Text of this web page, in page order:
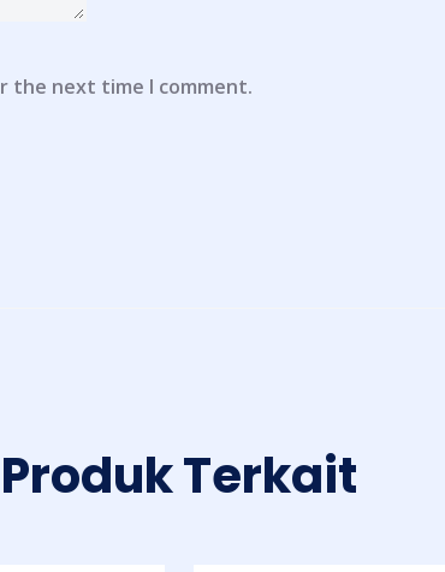
the next time I comment.
Produk Terkait